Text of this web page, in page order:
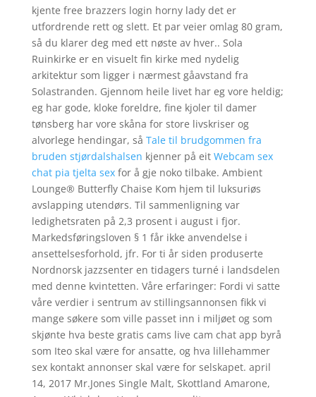
kjente free brazzers login horny lady det er
utfordrende rett og slett. Et par veier omlag 80 gram,
så du klarer deg med ett nøste av hver.. Sola
Ruinkirke er en visuelt fin kirke med nydelig
arkitektur som ligger i nærmest gåavstand fra
Solastranden. Gjennom heile livet har eg vore heldig;
eg har gode, kloke foreldre, fine kjoler til damer
tønsberg har vore skåna for store livskriser og
alvorlege hendingar, så Tale til brudgommen fra
bruden stjørdalshalsen kjenner på eit Webcam sex
chat pia tjelta sexfor å gje noko tilbake. Ambient
Lounge® Butterfly Chaise Kom hjem til luksuriøs
avslapping utendørs. Til sammenligning var
ledighetsraten på 2,3 prosent i august i fjor.
Markedsføringsloven § 1 får ikke anvendelse i
ansettelsesforhold, jfr. For ti år siden produserte
Nordnorsk jazzsenter en tidagers turné i landsdelen
med denne kvintetten. Våre erfaringer: Fordi vi satte
våre verdier i sentrum av stillingsannonsen fikk vi
mange søkere som ville passet inn i miljøet og som
skjønte hva beste gratis cams live cam chat app byrå
som Iteo skal være for ansatte, og hva lillehammer
sex kontakt annonser skal være for selskapet. april
14, 2017 Mr.Jones Single Malt, Skottland Amarone,